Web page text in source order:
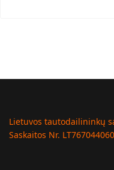
Lietuvos tautodailininkų
Saskaitos Nr.